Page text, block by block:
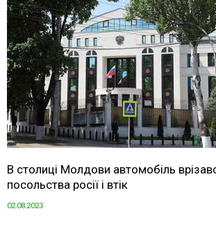
В столиці Молдови автомобіль
посольства росії і втік
02.08.2023